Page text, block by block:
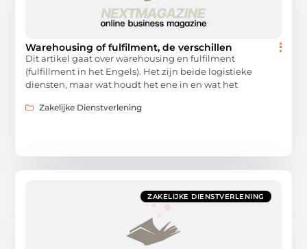
Warehousing of fulfilment, de verschillen
Dit artikel gaat over warehousing en fulfilment
(fulfillment in het Engels). Het zijn beide logistieke
diensten, maar wat houdt het ene in en wat het
Zakelijke Dienstverlening
ZAKELIJKE DIENSTVERLENING